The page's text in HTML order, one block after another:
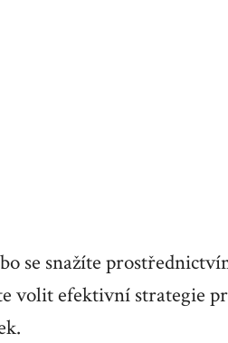
se snažíte
volit efektivní strategie